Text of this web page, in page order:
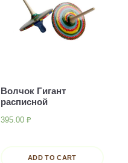
Волчок Гигант
расписной
395.00 ₽
ADD TO CART